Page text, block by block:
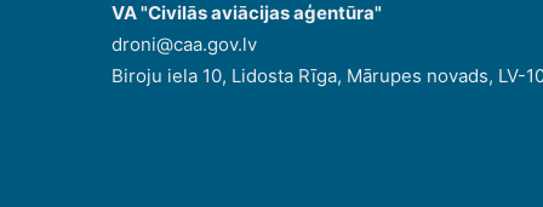
VA "Civilās aviācijas aģentūra"
droni@caa.gov.lv
Biroju iela 10, Lidosta Rīga, Mārupes novads, LV-